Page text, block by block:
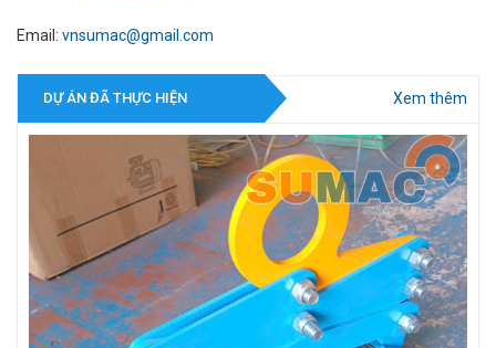
Email: vnsumac@gmail.com
DỰ ÁN ĐÃ THỰC HIỆN Xem thêm